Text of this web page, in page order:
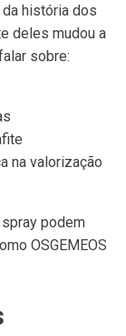
história dos
deles mudou a
sobre:
na valorização
podem
OSGEMEOS